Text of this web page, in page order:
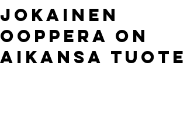
Jokainen
ooppera on
aikansa tuote